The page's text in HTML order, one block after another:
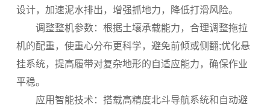
设计，加速泥水排出，增强抓地力，降低打滑风险。
调整整机参数：根据土壤承载能力，合理调整拖拉
机的配重，使重心分布更科学，避免前倾或侧翻;优化悬
挂系统，提高履带对复杂地形的自适应能力，确保作业
平稳。
应用智能技术：搭载高精度北斗导航系统和自动避